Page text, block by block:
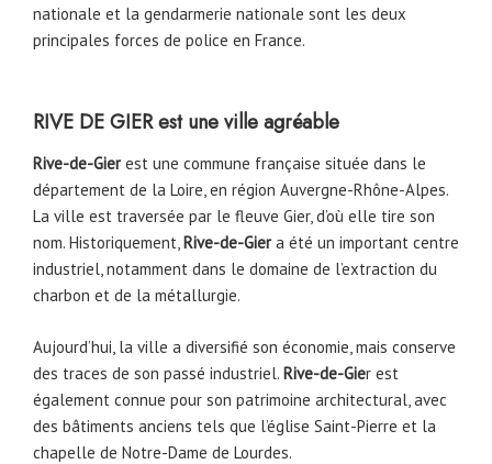
nationale et la gendarmerie nationale sont les deux
principales forces de police en France.
RIVE DE GIER est une ville agréable
Rive-de-Gierest une commune française située dans le
département de la Loire, en région Auvergne-Rhône-Alpes.
La ville est traversée par le fleuve Gier, d’où elle tire son
nom. Historiquement,Rive-de-Giera été un important centre
industriel, notamment dans le domaine de l’extraction du
charbon et de la métallurgie.
Aujourd’hui, la ville a diversifié son économie, mais conserve
des traces de son passé industriel. Rive-de-Gier est
également connue pour son patrimoine architectural, avec
des bâtiments anciens tels que l’église Saint-Pierre et la
chapelle de Notre-Dame de Lourdes.